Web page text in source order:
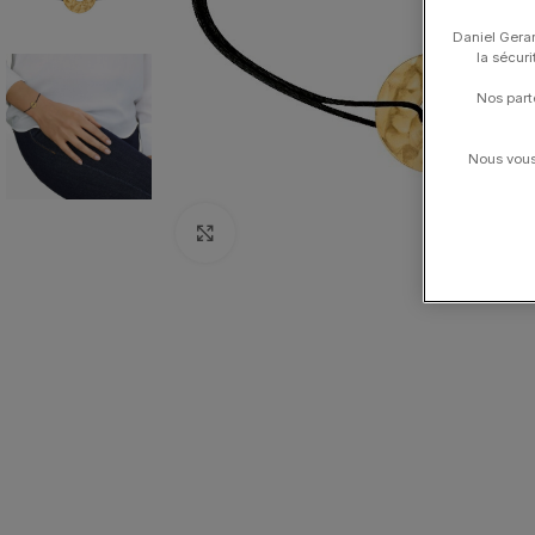
Daniel
la
Nos
Nous